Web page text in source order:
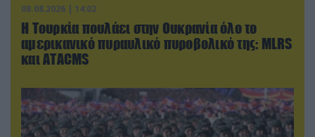
08.08.2026 | 14:02
Η Τουρκία πουλάει στην Ουκρανία όλο το
αμερικανικό πυραυλικό πυροβολικό της: MLRS
και ΑΤΑCMS